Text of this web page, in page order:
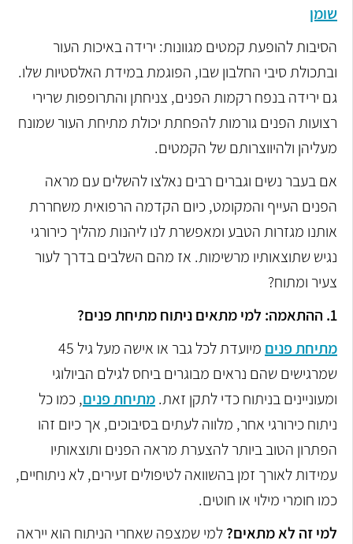
שומן
הסיבות להופעת קמטים מגוונות: ירידה באיכות העור
ובתכולת סיבי החלבון שבו, הפוגמת במידת האלסטיות שלו.
גם ירידה בנפח רקמות הפנים, צניחתן והתרופפות שרירי
רצועות הפנים גורמות להפחתת יכולת מתיחת העור שמונח
מעליהן ולהיווצרותם של הקמטים.
אם בעבר נשים וגברים רבים נאלצו להשלים עם מראה
הפנים העייף והמקומט, כיום הקדמה הרפואית משחררת
אותנו מגזרות הטבע ומאפשרת לנו ליהנות מהליך כירורגי
נגיש שתוצאותיו מרשימות. אז מהם השלבים בדרך לעור
צעיר ומתוח?
1. ההתאמה: למי מתאים ניתוח מתיחת פנים?
מתיחת פנים
מיועדת לכל גבר או אישה מעל גיל 45
שמרגישים שהם נראים מבוגרים ביחס לגילם הביולוגי
ומעוניינים בניתוח כדי לתקן זאת.מתיחת פנים, כמו כל
ניתוח כירורגי אחר, מלווה לעתים בסיבוכים, אך כיום זהו
הפתרון הטוב ביותר להצערת מראה הפנים ותוצאותיו
עמידות לאורך זמן בהשוואה לטיפולים זעירים, לא ניתוחיים,
כמו חומרי מילוי או חוטים.
למי זה לא מתאים?למי שמצפה שאחרי הניתוח הוא ייראה